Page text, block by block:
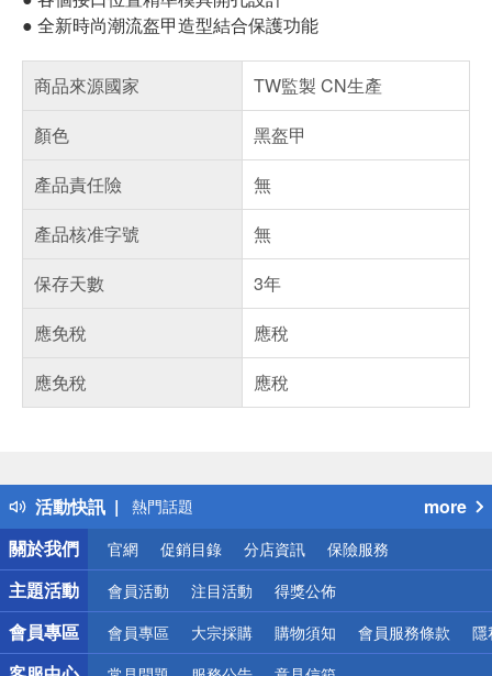
● 全新時尚潮流盔甲造型結合保護功能
商品來源國家
TW監製 CN生產
顏色
黑盔甲
產品責任險
無
產品核准字號
無
保存天數
3年
應免稅
應稅
應免稅
應稅
活動快訊
得獎公告
熱門話題
銀行優惠
偏遠地區配送
詐騙網頁！請小心！
more
關於我們
官網 促銷目錄 分店資訊 保險服務
主題活動 會員活動 注目活動 得獎公佈
會員專區 會員專區 大宗採購 購物須知 會員服務條款 隱